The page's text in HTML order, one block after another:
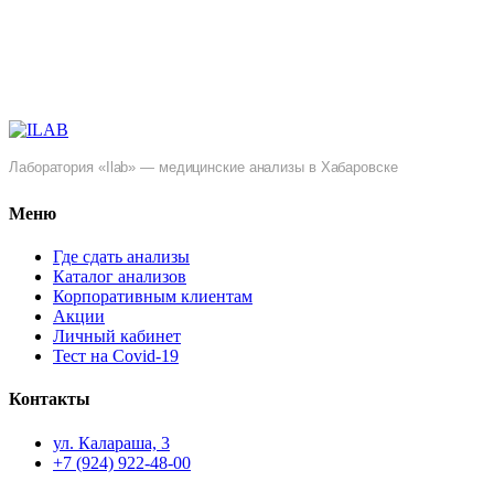
Лаборатория «Ilab» — медицинские анализы в Хабаровске
Меню
Где сдать анализы
Каталог анализов
Корпоративным клиентам
Акции
Личный кабинет
Тест на Covid-19
Контакты
ул. ​Калараша, 3
+7 (924) 922-48-00